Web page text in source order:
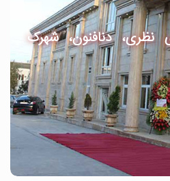
دنافنون، شهرک